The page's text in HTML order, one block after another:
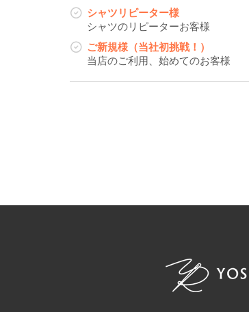
シャツリピーター様
シャツのリピーターお客様
ご新規様（当社初挑戦！）
当店のご利用、始めてのお客様